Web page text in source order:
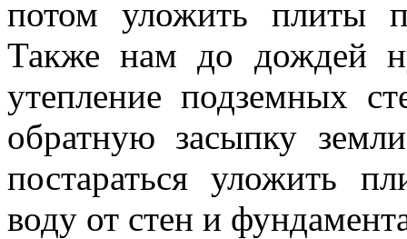
потом уложить плиты
Также нам до дождей
утепление подземных
обратную засыпку
постараться уложить
воду от стен и